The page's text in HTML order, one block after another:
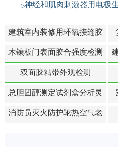
神经和肌肉刺激器用电极
建筑室内装修用环氧接缝胶
苯含量检测
木镶板门表面胶合强度检测
双面胶粘带外观检测
总胆固醇测定试剂盒分析灵
敏度检测
消防员灭火防护靴热空气老